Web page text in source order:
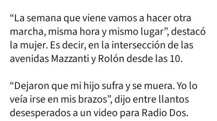
“La semana que viene vamos a hacer otra
marcha, misma hora y mismo lugar”, destacó
la mujer. Es decir, en la intersección de las
avenidas Mazzanti y Rolón desde las 10.
“Dejaron que mi hijo sufra y se muera. Yo lo
veía irse en mis brazos”, dijo entre llantos
desesperados a un video para Radio Dos.